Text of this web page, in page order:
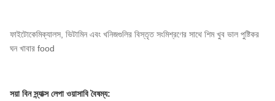
ফাইটোকেমিক্যালস, ভিটামিন এবং খনিজগুলির বিস্তৃত সংমিশ্রণের সাথে শিম খুব ভাল পুষ্টিকর
ঘন খাবার food
সয়া বিন স্ন্যাক্স লেপা ওয়াসাবি বৈষম্য: